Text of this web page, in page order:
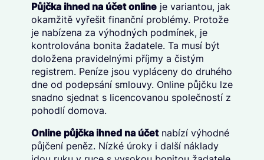
Půjčka ihned na účet onlineje variantou, jak
okamžitě vyřešit finanční problémy. Protože
je nabízena za výhodných podmínek, je
kontrolována bonita žadatele. Ta musí být
doložena pravidelnými příjmy a čistým
registrem. Peníze jsou vypláceny do druhého
dne od podepsání smlouvy. Online půjčku lze
snadno sjednat s licencovanou společností z
pohodlí domova.
Online půjčka ihned na účetnabízí výhodné
půjčení peněz. Nízké úroky i další náklady